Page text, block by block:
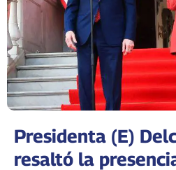
Presidenta (E)
resaltó la